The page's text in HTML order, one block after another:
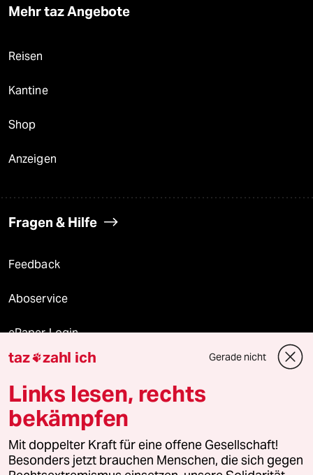
Mehr taz Angebote
Reisen
Kantine
Shop
Anzeigen
Fragen & Hilfe
Feedback
Aboservice
ePaper Login
Downloads für Abonnierende
© 2026 taz Verlags und Vertriebs GmbH
Alle Rechte vorbehalten. Bei rechtlichen Fragen oder für Genehmigungen
wenden Sie sich bitte an
lizenzen@taz.de
taz zahl ich Gerade nicht
Links lesen, rechts
bekämpfen
Mit doppelter Kraft für eine offene Gesellschaft!
Besonders jetzt brauchen Menschen, die sich gegen